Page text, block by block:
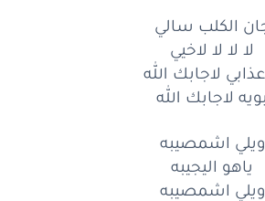
املاها
سهل اها
الرخصعندك
ماتنكفل
الكلبسالي
الكلب سالي
لا لا لا لاخيي
عذابي لاجابك الله
بويه لاجابك الله
ويلي اشمصيبه
ياهو اليجيبه
ويلي اشمصيبه